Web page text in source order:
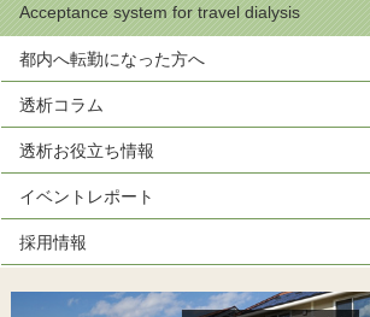
Acceptance system for travel dialysis
都内へ転勤になった方へ
透析コラム
透析お役立ち情報
イベントレポート
採用情報